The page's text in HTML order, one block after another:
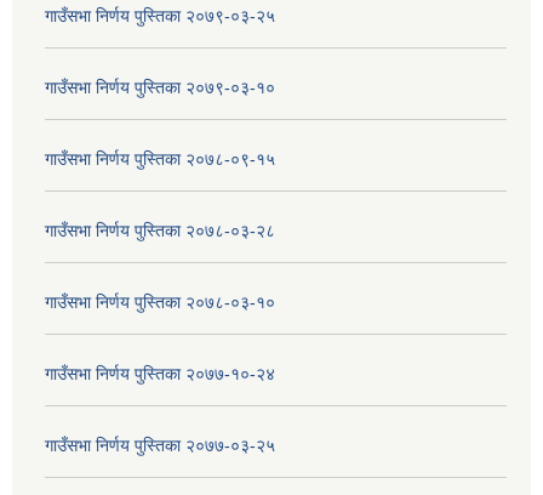
गाउँसभा निर्णय पुस्तिका २०७९-०३-२५
गाउँसभा निर्णय पुस्तिका २०७९-०३-१०
गाउँसभा निर्णय पुस्तिका २०७८-०९-१५
गाउँसभा निर्णय पुस्तिका २०७८-०३-२८
गाउँसभा निर्णय पुस्तिका २०७८-०३-१०
गाउँसभा निर्णय पुस्तिका २०७७-१०-२४
गाउँसभा निर्णय पुस्तिका २०७७-०३-२५